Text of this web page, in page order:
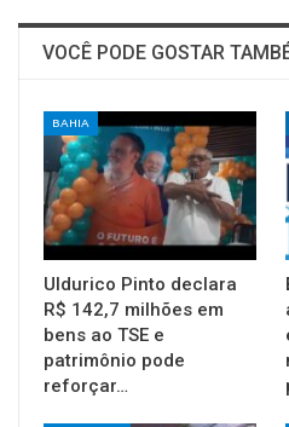
VOCÊ PODE GOSTAR
BAHIA
Uldurico Pinto declara
R$ 142,7 milhões em
bens ao TSE e
patrimônio pode
reforçar…